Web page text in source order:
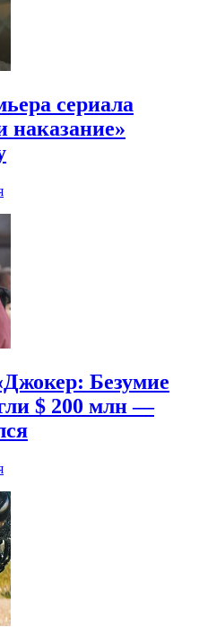
сериала
наказание»
Безумие
$ 200 млн —